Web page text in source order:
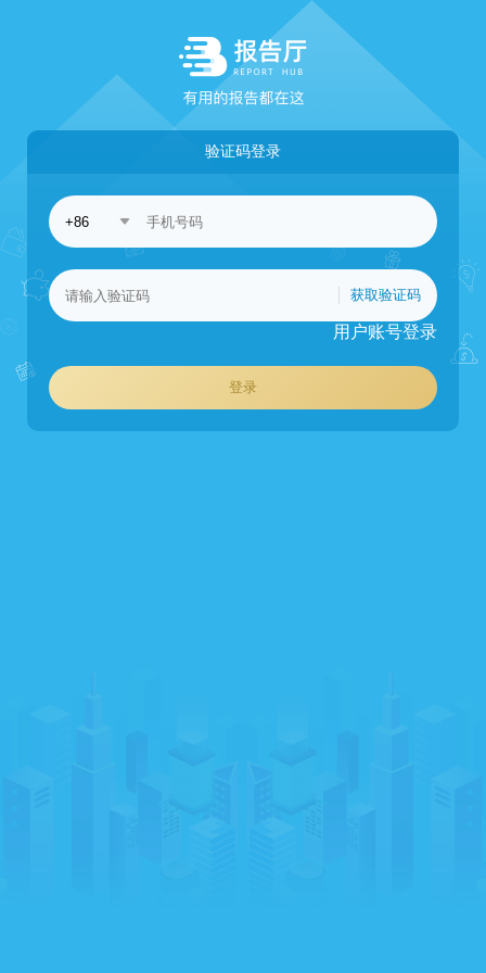
验证码登录
获取验证码
用户账号登录
登录